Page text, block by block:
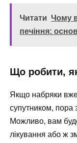
Читати Чому
печіння:
Що робити,
Якщо набряки
супутником, пора
Можливо, вам
лікування або ж